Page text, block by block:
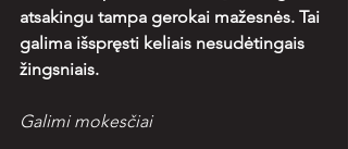
atsakingu tampa gerokai mažesnės. Tai
galima išspręsti keliais nesudėtingais
žingsniais.
Galimi mokesčiai